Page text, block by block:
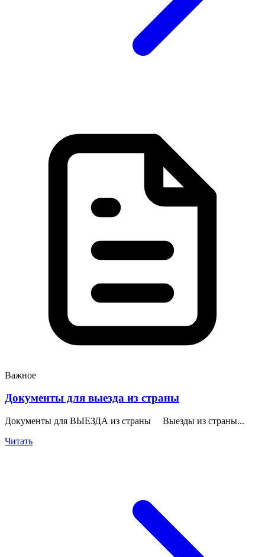
Важное
Документы для выезда из страны
Документы для ВЫЕЗДА из страны Выезды из страны...
Читать